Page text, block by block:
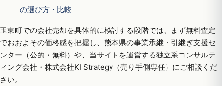
の選び方・比較
玉東町での会社売却を具体的に検討する段階では、まず無料査定
でおおよその価格感を把握し、熊本県の事業承継・引継ぎ支援セ
ンター（公的・無料）や、当サイトを運営する独立系コンサルテ
ィング会社・株式会社KI Strategy（売り手側専任）にご相談くだ
さい。